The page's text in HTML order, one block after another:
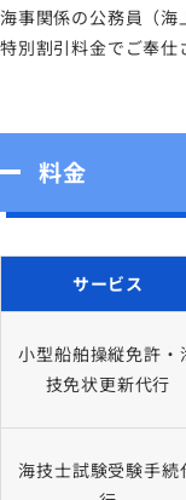
海事関係の公務員（海
特別割引料金でご奉仕
料金
サービス
小型船舶操縦免許・
技免状更新代行
海技士試験受験手続